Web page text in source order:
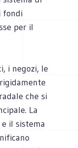
fondi
per il
i negozi, le
che si
La
il sistema